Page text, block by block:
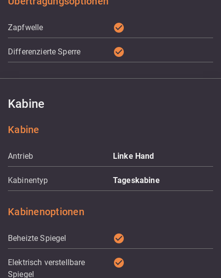
Zapfwelle check_circle
Differenzierte Sperre check_circle
Kabine
Kabine
Antrieb Linke Hand
Kabinentyp Tageskabine
Kabinenoptionen
Beheizte Spiegel check_circle
Elektrisch verstellbare
Spiegel
check_circle